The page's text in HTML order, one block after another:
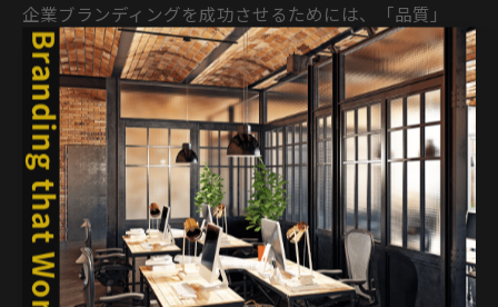
企業ブランディングを成功させるためには、「品質」
「デザイン」「プロモーション」という三要素を戦略的
に活用することが不可欠です。これらは単体で機能する
ものではなく、企業の理念やターゲット市場に合わせて
組み合わせて初めてブランド価値を最大化できます。特
に、企業の強みや市場環境を分析し、自社に最適なバラ
ンスで三要素を設計することが重要です。
たとえば、品質重視の企業では、製品やサービスの信頼
性を徹底して強調しつつ、デザインやプロモーションで
その価値を分かりやすく伝える施策が有効です。反対
に、デザイン性が差別化要因となる場合は、独自の世界